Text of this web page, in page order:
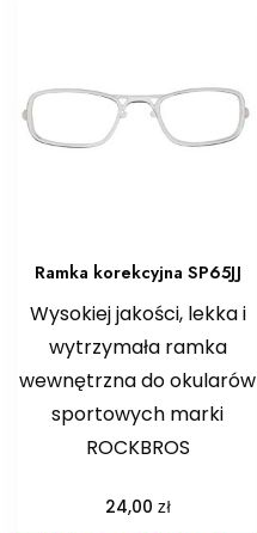
Ramka korekcyjna SP65JJ
Wysokiej jakości, lekka i
wytrzymała ramka
wewnętrzna do okularów
sportowych marki
ROCKBROS
24,00 zł